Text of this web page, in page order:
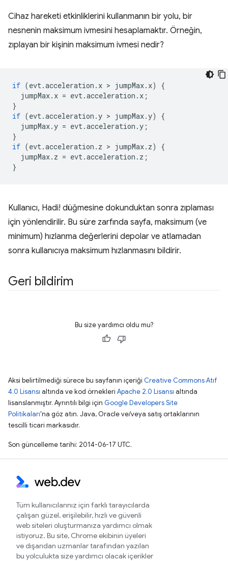
Cihaz hareketi etkinliklerini kullanmanın bir yolu, bir
nesnenin maksimum ivmesini hesaplamaktır. Örneğin,
zıplayan bir kişinin maksimum ivmesi nedir?
if (evt.acceleration . x > jumpMax. x)
{
jumpMax. x = evt.acceleration . x ;
}
if (evt.acceleration .y > jumpMax.y)
{
jumpMax.y = evt.acceleration .y ;
}
if (evt.acceleration . z > jumpMax. z)
{
jumpMax. z = evt.acceleration . z ;
}
Kullanıcı, Hadi! düğmesine dokunduktan sonra zıplaması
için yönlendirilir. Bu süre zarfında sayfa, maksimum (ve
minimum) hızlanma değerlerini depolar ve atlamadan
sonra kullanıcıya maksimum hızlanmasını bildirir.
Geri bildirim
Bu size yardımcı oldu mu?
Aksi belirtilmediği sürece bu sayfanın içeriği Creative Commons Atıf
4.0 Lisansı altında ve kod örnekleri Apache 2.0 Lisansı altında
lisanslanmıştır. Ayrıntılı bilgi için Google Developers Site
Politikaları'na göz atın. Java, Oracle ve/veya satış ortaklarının
tescilli ticari markasıdır.
Son güncelleme tarihi: 2014-06-17 UTC.
Tüm kullanıcılarınız için farklı tarayıcılarda
çalışan güzel, erişilebilir, hızlı ve güvenli
web siteleri oluşturmanıza yardımcı olmak
istiyoruz. Bu site, Chrome ekibinin üyeleri
ve dışarıdan uzmanlar tarafından yazılan
bu yolculukta size yardımcı olacak içerikler